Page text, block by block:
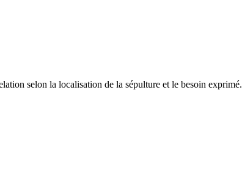
selon la localisation de la sépulture et le besoin exprimé.